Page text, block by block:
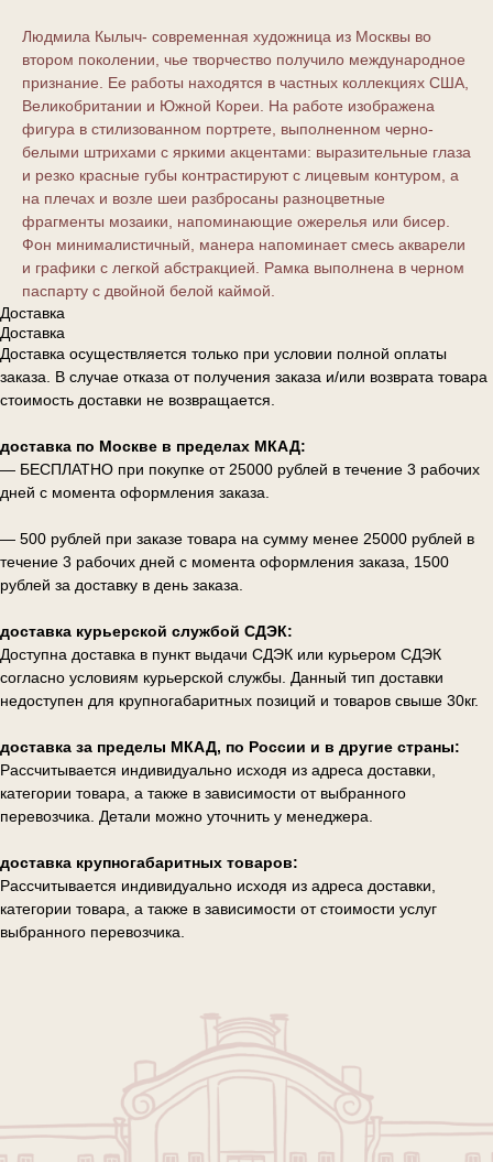
Людмила Кылыч- современная художница из Москвы во
втором поколении, чье творчество получило международное
признание. Ее работы находятся в частных коллекциях США,
Великобритании и Южной Кореи. На работе изображена
фигура в стилизованном портрете, выполненном черно-
белыми штрихами с яркими акцентами: выразительные глаза
и резко красные губы контрастируют с лицевым контуром, а
на плечах и возле шеи разбросаны разноцветные
фрагменты мозаики, напоминающие ожерелья или бисер.
Фон минималистичный, манера напоминает смесь акварели
и графики с легкой абстракцией. Рамка выполнена в черном
паспарту с двойной белой каймой.
Доставка
Доставка
Доставка осуществляется только при условии полной оплаты
заказа. В случае отказа от получения заказа и/или возврата товара
стоимость доставки не возвращается.
доставка по Москве в пределах МКАД:
— БЕСПЛАТНО при покупке от 25000 рублей в течение 3 рабочих
дней с момента оформления заказа.
— 500 рублей при заказе товара на сумму менее 25000 рублей в
течение 3 рабочих дней с момента оформления заказа, 1500
рублей за доставку в день заказа.
доставка курьерской службой СДЭК:
Доступна доставка в пункт выдачи СДЭК или курьером СДЭК
согласно условиям курьерской службы. Данный тип доставки
недоступен для крупногабаритных позиций и товаров свыше 30кг.
доставка за пределы МКАД, по России и в другие страны:
Рассчитывается индивидуально исходя из адреса доставки,
категории товара, а также в зависимости от выбранного
перевозчика. Детали можно уточнить у менеджера.
доставка крупногабаритных товаров:
Рассчитывается индивидуально исходя из адреса доставки,
категории товара, а также в зависимости от стоимости услуг
выбранного перевозчика.